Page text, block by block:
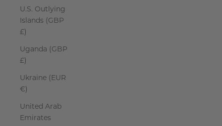
U.S. Outlying
Islands (GBP
£)
Uganda (GBP
£)
Ukraine (EUR
€)
United Arab
Emirates